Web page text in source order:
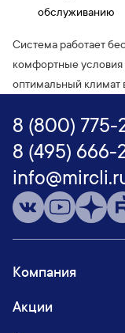
обслуживанию
Система работает
комфортные условия
оптимальный климат
8 (800) 775-
8 (495) 666-
Компания
Акции